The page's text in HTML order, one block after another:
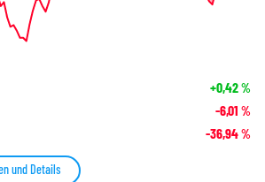
+0,42%
-6,01 %
-36,94%
und Details